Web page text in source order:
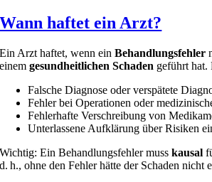
Wann haftet ein Arzt?
Ein Arzt haftet, wenn einBehandlungsfehler
einemgesundheitlichen Schaden geführt hat.
Falsche Diagnose oder verspätete
Fehler bei Operationen oder
Fehlerhafte Verschreibung von
Unterlassene Aufklärung über Risiken
Wichtig: Ein Behandlungsfehler musskausal
d. h., ohne den Fehler hätte der Schaden nicht